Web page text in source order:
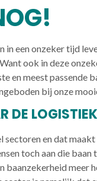
in een onzeker tijd
ook in deze
en meest passende
bij onze
DE LOGISTIEK
en dat
toch aan die
baanzekerheid meer